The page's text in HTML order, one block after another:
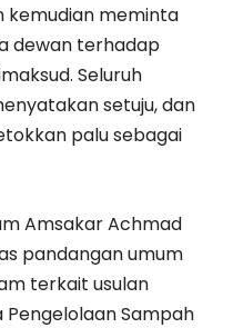
kemudian meminta
dewan terhadap
Seluruh
setuju, dan
palu sebagai
Amsakar Achmad
pandangan umum
terkait usulan
Sampah